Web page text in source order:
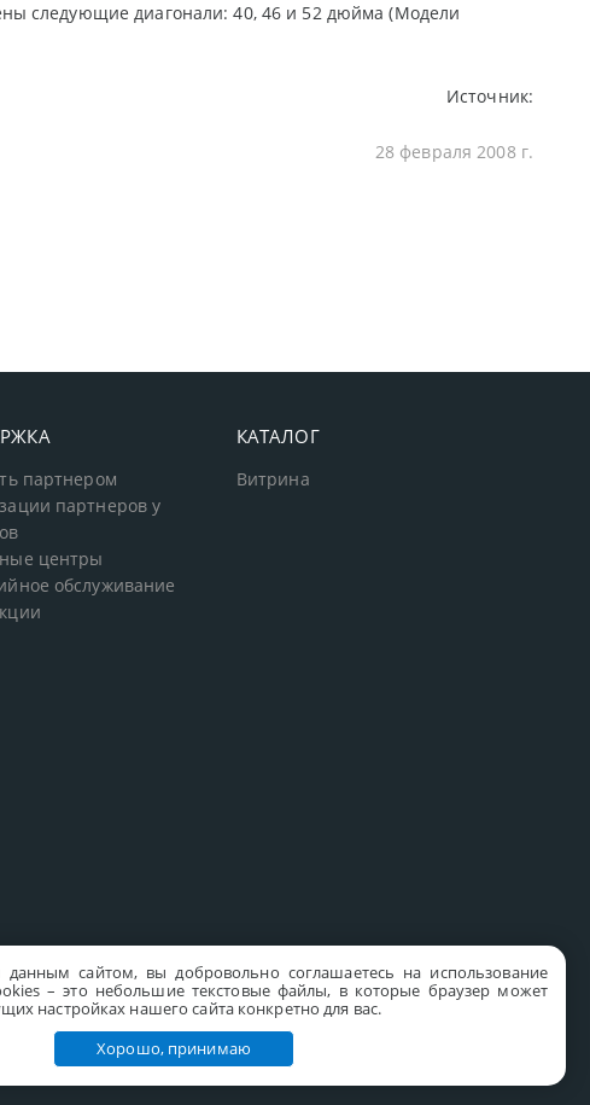
данным сайтом, вы добровольно соглашаетесь на использование
– это небольшие текстовые файлы, в которые браузер может
настройках нашего сайта конкретно для вас.
Хорошо, принимаю
следующие диагонали: 40, 46 и 52 дюйма (Модели
Источник:
28 февраля 2008 г.
партнером
партнеров у
центры
обслуживание
КАТАЛОГ
Витрина